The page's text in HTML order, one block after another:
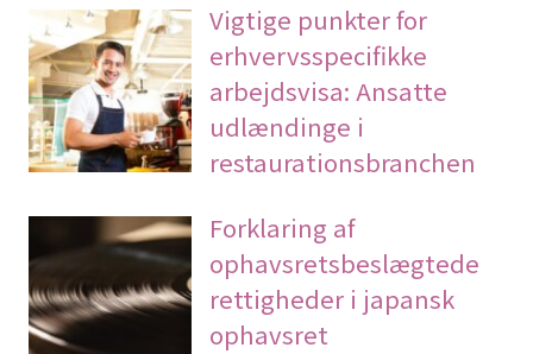
Vigtige punkter for
erhvervsspecifikke
arbejdsvisa: Ansatte
udlændinge i
restaurationsbranchen
Forklaring af
ophavsretsbeslægtede
rettigheder i japansk
ophavsret